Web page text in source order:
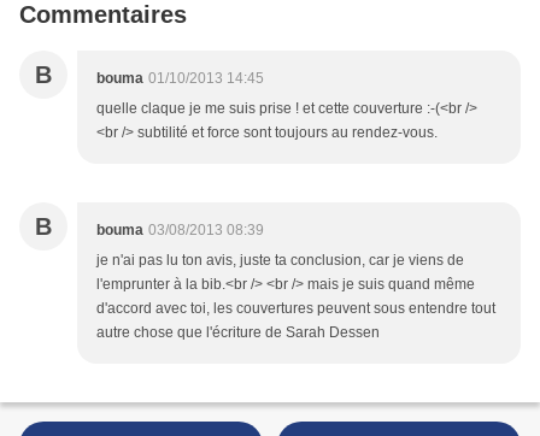
Commentaires
B bouma 01/10/2013 14:45
quelle claque je me suis prise ! et cette couverture :-(<br />
<br /> subtilité et force sont toujours au rendez-vous.
B bouma 03/08/2013 08:39
je n'ai pas lu ton avis, juste ta conclusion, car je viens de
l'emprunter à la bib.<br /> <br /> mais je suis quand même
d'accord avec toi, les couvertures peuvent sous entendre tout
autre chose que l'écriture de Sarah Dessen